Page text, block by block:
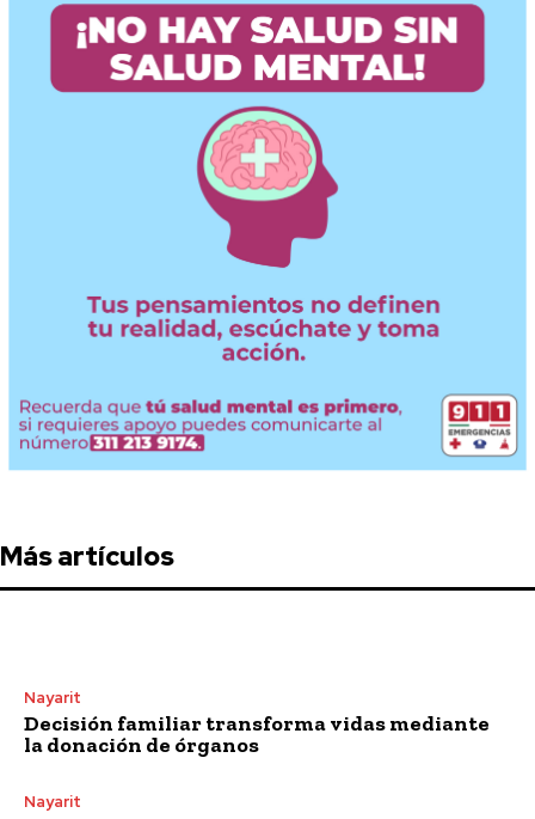
Más artículos
Nayarit
Decisión familiar transforma vidas mediante
la donación de órganos
Nayarit